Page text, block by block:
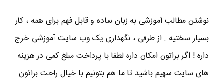
نوشتن مطالب آموزشی به زبان ساده و قابل فهم برای همه ، کار
بسیار سختیه . از طرفی ، نگهداری یک وب سایت آموزشی خرج
داره ! اگر براتون امکان داره لطفا با پرداخت مبلغ کمی در هزینه
های سایت سهیم باشید تا ما هم بتونیم با خیال راحت براتون